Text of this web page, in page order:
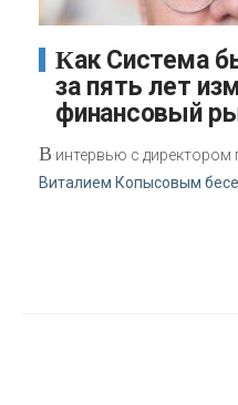
Как Система быстрых платежей
за пять лет
финансовый
В интервью с
Виталием Копысовым